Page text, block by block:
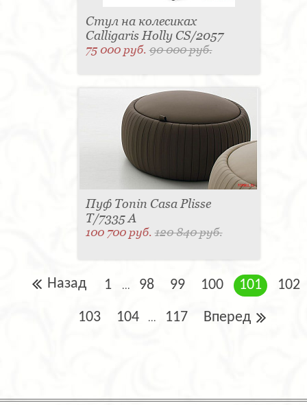
Стул на колесиках
Calligaris Holly CS/2057
75 000 руб.90 000 руб.
Пуф Tonin Casa Plisse
T/7335 A
100 700 руб.120 840 руб.
Назад 1 ... 98 99 100 101 102
103 104 ... 117 Вперед